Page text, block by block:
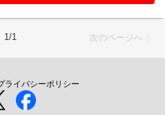
1/1 次のページへ 〉
ライバシーポリシー